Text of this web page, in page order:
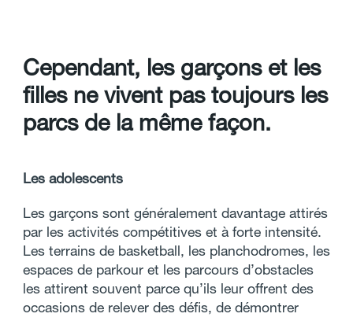
Cependant, les garçons et les
flles ne vivent pas toujours les
parcs de la même façon.
Les adolescents
Les garçons sont généralement davantage attirés
par les activités compétitives et à forte intensité.
Les terrains de basketball, les planchodromes, les
espaces de parkour et les parcours d’obstacles
les attirent souvent parce qu’ils leur offrent des
occasions de relever des défis, de démontrer